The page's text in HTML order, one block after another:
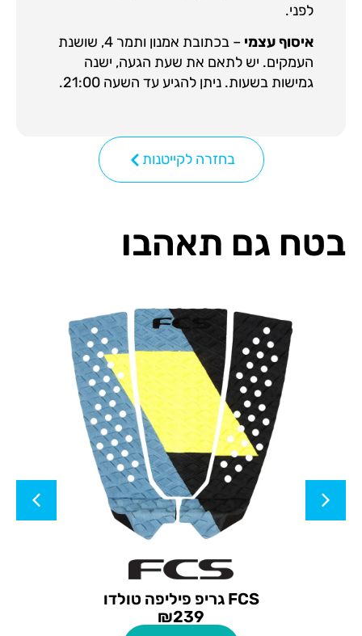
לפני.
איסוף עצמי
– בכתובת אמנון ותמר 4, שושנת
העמקים. יש לתאם את שעת הגעה, ישנה
גמישות בשעות. ניתן להגיע עד השעה 21:00.
בחזרה לקייטנות
בטח גם תאהבו
FCS גריפ פיליפה טולדו
₪239